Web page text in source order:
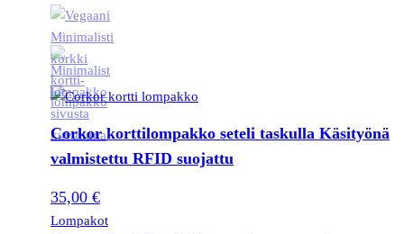
Corkor korttilompakko seteli taskulla Käsityönä
valmistettu RFID suojattu
35,00 €
Lompakot